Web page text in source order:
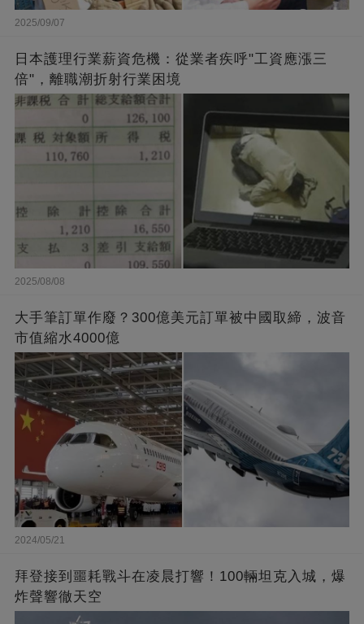
2025/09/07
日本護理行業薪資危機：從業者疾呼"工資應漲三
倍"，離職潮折射行業困境
2025/08/08
大手筆訂單作廢？300億美元訂單被中國取締，波音
市值縮水4000億
2024/05/21
拜登接到噩耗戰斗在凌晨打響！100輛坦克入城，爆
炸聲響徹天空